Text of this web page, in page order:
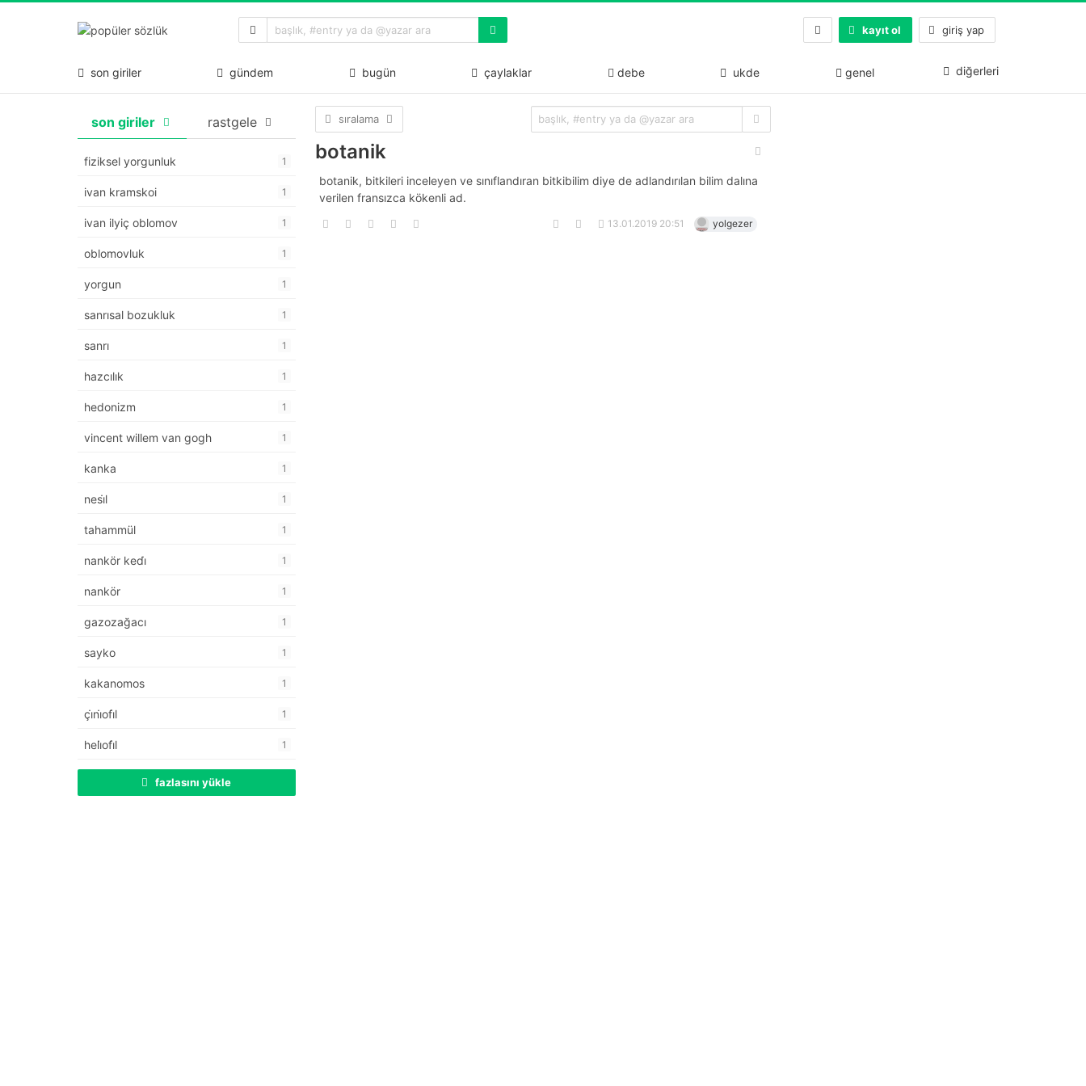
kayıt ol giriş yap
son giriler gündem bugün çaylaklar debe ukde genel diğerleri
son giriler rastgele
fiziksel yorgunluk 1
ivan kramskoi 1
ivan ilyiç oblomov 1
oblomovluk 1
yorgun 1
sanrısal bozukluk 1
sanrı 1
hazcılık 1
hedonizm 1
vincent willem van gogh 1
kanka 1
nesi̇l 1
tahammül 1
nankör kedi̇ 1
nankör 1
gazozağacı 1
sayko 1
kakanomos 1
çi̇ni̇ofi̇l 1
heli̇ofi̇l 1
fazlasını yükle
sıralama
botanik
botanik, bitkileri inceleyen ve sınıflandıran bitkibilim diye de adlandırılan bilim dalına
verilen fransızca kökenli ad.
13.01.2019 20:51 yolgezer